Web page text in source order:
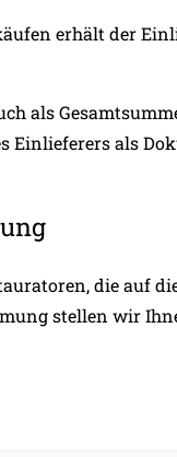
erhält der
als
Einlieferers als
die auf
stellen wir